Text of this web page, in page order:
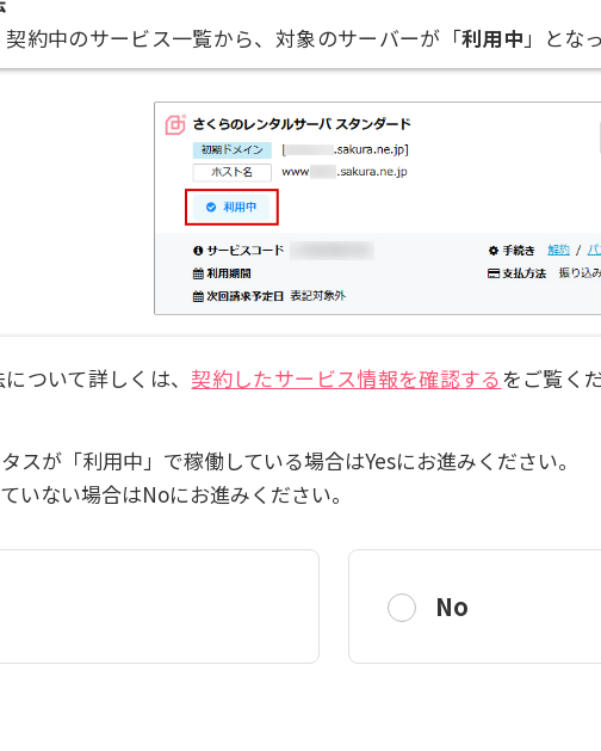
約中のサービス一覧から、対象のサーバーが「利用中」とな
ついて詳しくは、 契約したサービス情報を確認するをご覧く
スが「利用中」で稼働している場合はYesにお進みください。
いない場合はNoにお進みください。
No